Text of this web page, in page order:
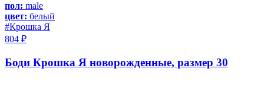
пол: male
цвет: белый
#Крошка Я
804 ₽
Боди Крошка Я новорожденные, размер 30